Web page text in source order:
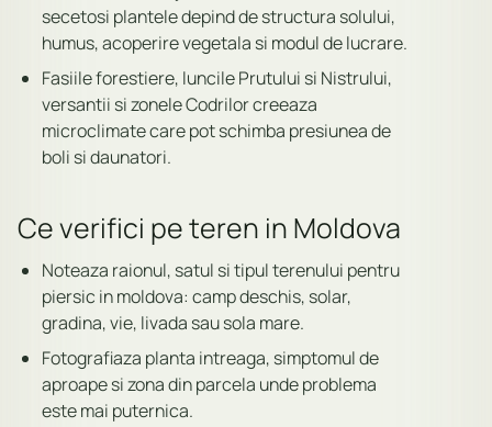
secetosi plantele depind de structura solului,
humus, acoperire vegetala si modul de lucrare.
Fasiile forestiere, luncile Prutului si Nistrului,
versantii si zonele Codrilor creeaza
microclimate care pot schimba presiunea de
boli si daunatori.
Ce verifici pe teren in Moldova
Noteaza raionul, satul si tipul terenului pentru
piersic in moldova: camp deschis, solar,
gradina, vie, livada sau sola mare.
Fotografiaza planta intreaga, simptomul de
aproape si zona din parcela unde problema
este mai puternica.